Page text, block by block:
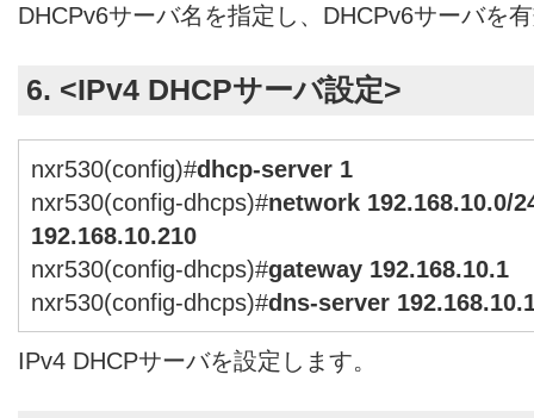
DHCPv6サーバ名を指定し、DHCPv6サーバを
6. <IPv4 DHCPサーバ設定>
nxr530(config)#dhcp-server 1
nxr530(config-dhcps)#network 192.168.10.0/
192.168.10.210
nxr530(config-dhcps)#gateway 192.168.10.1
nxr530(config-dhcps)#dns-server
IPv4 DHCPサーバを設定します。